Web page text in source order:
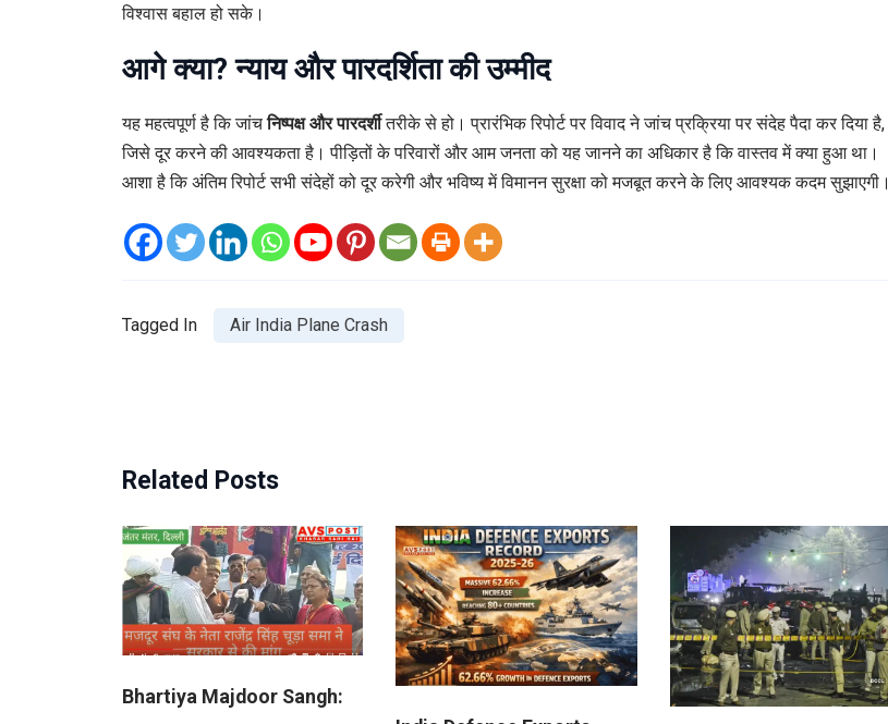
विश्वास बहाल हो सके।
आगे क्या? न्याय और पारदर्शिता की उम्मीद
यह महत्वपूर्ण है कि जांचनिष्पक्ष और पारदर्शीतरीके से हो। प्रारंभिक रिपोर्ट पर विवाद ने जांच प्रक्रिया पर संदेह पैदा कर दिया है,
जिसे दूर करने की आवश्यकता है। पीड़ितों के परिवारों और आम जनता को यह जानने का अधिकार है कि वास्तव में क्या हुआ था।
आशा है कि अंतिम रिपोर्ट सभी संदेहों को दूर करेगी और भविष्य में विमानन सुरक्षा को मजबूत करने के लिए आवश्यक कदम सुझाएगी।
Tagged In Air India Plane Crash
Related Posts
Bhartiya Majdoor Sangh: